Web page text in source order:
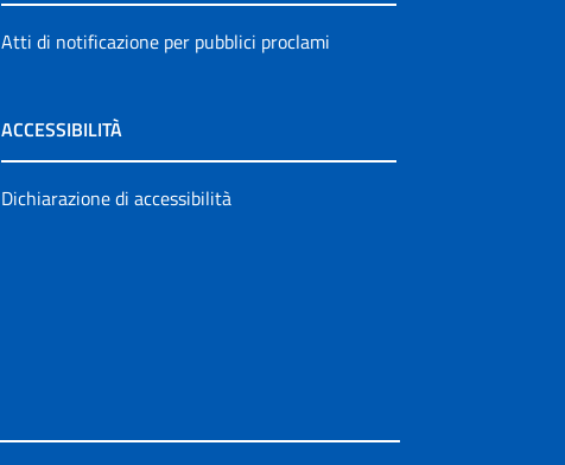
Atti di notificazione per pubblici proclami
ACCESSIBILITÀ
Dichiarazione di accessibilità